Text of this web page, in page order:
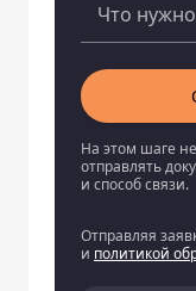
На этом шаге
отправлять
и способ связи.
Отправляя
и политикой